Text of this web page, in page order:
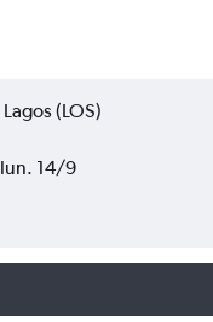
lun. 14/9